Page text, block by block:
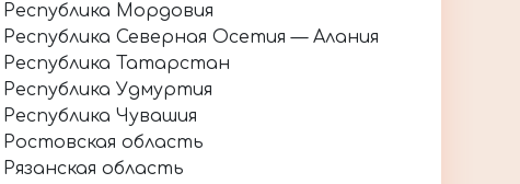
Республика Мордовия
Республика Северная Осетия — Алания
Республика Татарстан
Республика Удмуртия
Республика Чувашия
Ростовская область
Рязанская область